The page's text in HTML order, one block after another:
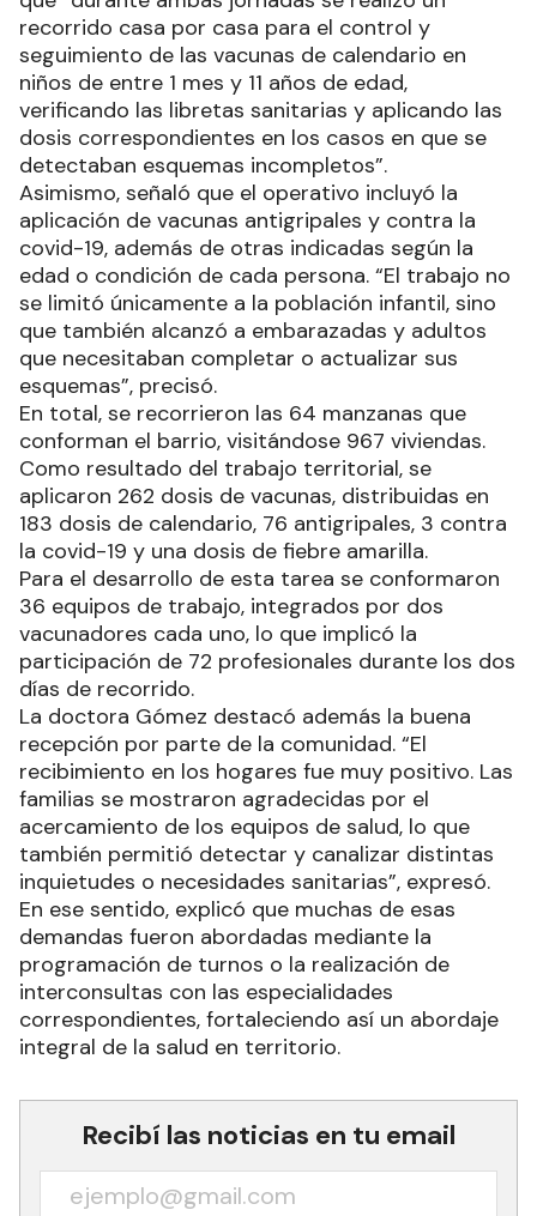
recorrido casa por casa para el control y
seguimiento de las vacunas de calendario en
niños de entre 1 mes y 11 años de edad,
verificando las libretas sanitarias y aplicando las
dosis correspondientes en los casos en que se
detectaban esquemas incompletos”.
Asimismo, señaló que el operativo incluyó la
aplicación de vacunas antigripales y contra la
covid-19, además de otras indicadas según la
edad o condición de cada persona. “El trabajo no
se limitó únicamente a la población infantil, sino
que también alcanzó a embarazadas y adultos
que necesitaban completar o actualizar sus
esquemas”, precisó.
En total, se recorrieron las 64 manzanas que
conforman el barrio, visitándose 967 viviendas.
Como resultado del trabajo territorial, se
aplicaron 262 dosis de vacunas, distribuidas en
183 dosis de calendario, 76 antigripales, 3 contra
la covid-19 y una dosis de fiebre amarilla.
Para el desarrollo de esta tarea se conformaron
36 equipos de trabajo, integrados por dos
vacunadores cada uno, lo que implicó la
participación de 72 profesionales durante los dos
días de recorrido.
La doctora Gómez destacó además la buena
recepción por parte de la comunidad. “El
recibimiento en los hogares fue muy positivo. Las
familias se mostraron agradecidas por el
acercamiento de los equipos de salud, lo que
también permitió detectar y canalizar distintas
inquietudes o necesidades sanitarias”, expresó.
En ese sentido, explicó que muchas de esas
demandas fueron abordadas mediante la
programación de turnos o la realización de
interconsultas con las especialidades
correspondientes, fortaleciendo así un abordaje
integral de la salud en territorio.
Recibí las noticias en tu email